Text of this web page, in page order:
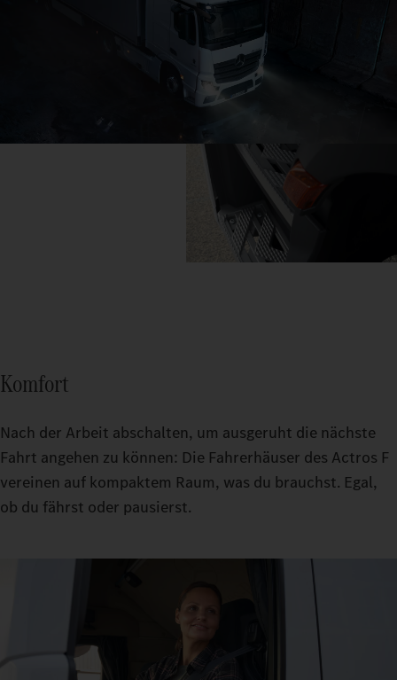
Komfort
Nach der Arbeit abschalten, um ausgeruht die nächste
Fahrt angehen zu können: Die Fahrerhäuser des Actros F
vereinen auf kompaktem Raum, was du brauchst. Egal,
ob du fährst oder pausierst.